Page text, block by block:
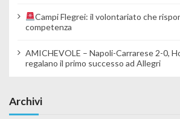
Campi Flegrei: il volontariato che
competenza
AMICHEVOLE – Napoli-Carrarese 2-0,
regalano il primo successo ad Allegri
Archivi